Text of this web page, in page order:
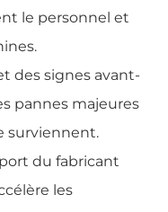
le personnel et
des signes avant-
pannes majeures
surviennent.
du fabricant
les